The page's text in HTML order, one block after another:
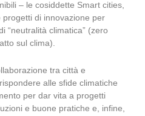
– le cosiddette Smart cities,
di innovazione per
“neutralità climatica” (zero
sul clima).
tra città e
alle sfide climatiche
per dar vita a progetti
e buone pratiche e, infine,